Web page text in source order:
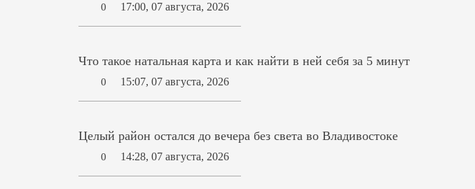
0 17:00, 07 августа, 2026
Что такое натальная карта и как найти в ней себя за 5 минут
0 15:07, 07 августа, 2026
Целый район остался до вечера без света во Владивостоке
0 14:28, 07 августа, 2026